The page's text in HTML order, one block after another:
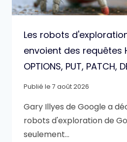
Les robots
envoient des requêtes
OPTIONS, PUT, PATCH,
Publié le 7 août 2026
Gary Illyes de Google a
robots d'exploration de
seulement…